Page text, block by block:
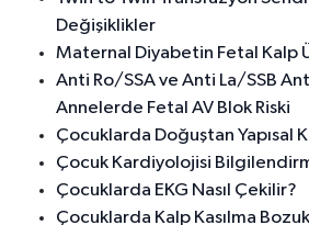
Değişiklikler
Maternal Diyabetin Fetal Kalp
Anti Ro/SSA ve Anti La/SSB
Annelerde Fetal AV Blok Riski
Çocuklarda Doğuştan Yapısal
Çocuk Kardiyolojisi
Çocuklarda EKG Nasıl Çekilir?
Çocuklarda Kalp Kasılma